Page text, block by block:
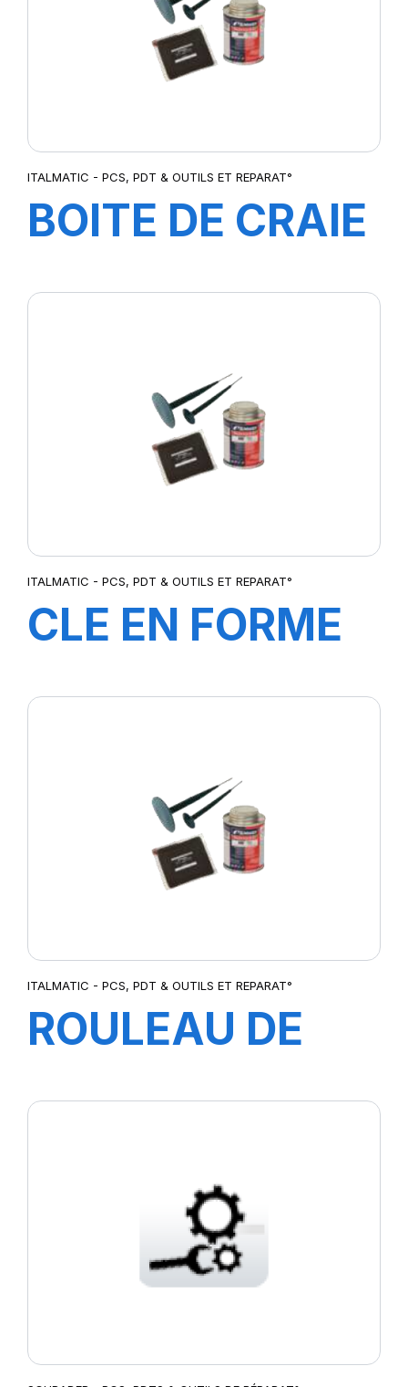
ITALMATIC - PCS, PDT & OUTILS ET REPARAT°
BOITE DE CRAIE
ITALMATIC - PCS, PDT & OUTILS ET REPARAT°
CLE EN FORME
ITALMATIC - PCS, PDT & OUTILS ET REPARAT°
ROULEAU DE
EXTRUDEUSE